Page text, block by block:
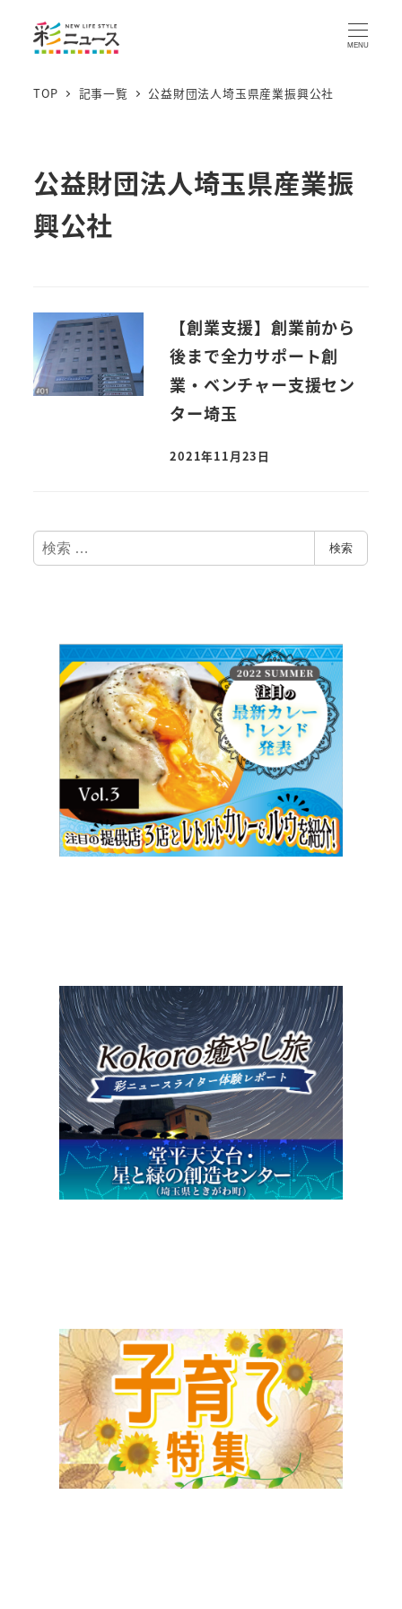
MENU
TOP 記事一覧 公益財団法人埼玉県産業振興公社
公益財団法人埼玉県産業振
興公社
【創業支援】創業前から
後まで全力サポート創
業・ベンチャー支援セン
ター埼玉
2021年11月23日
検
索
検索